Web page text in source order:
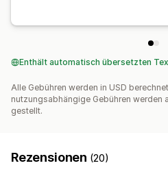
Enthält automatisch übersetzten
Alle Gebühren werden in USD
nutzungsabhängige Gebühren werden
gestellt.
Rezensionen (20)